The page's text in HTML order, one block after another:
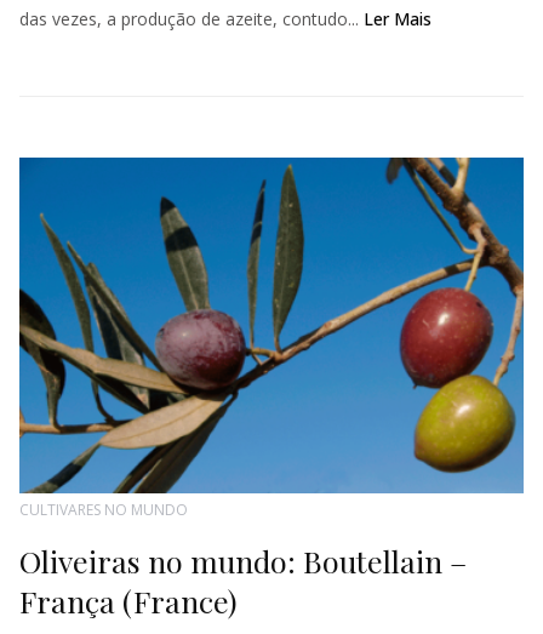
das vezes, a produção de azeite, contudo... Ler Mais
CULTIVARES NO MUNDO
Oliveiras no mundo: Boutellain –
França (France)